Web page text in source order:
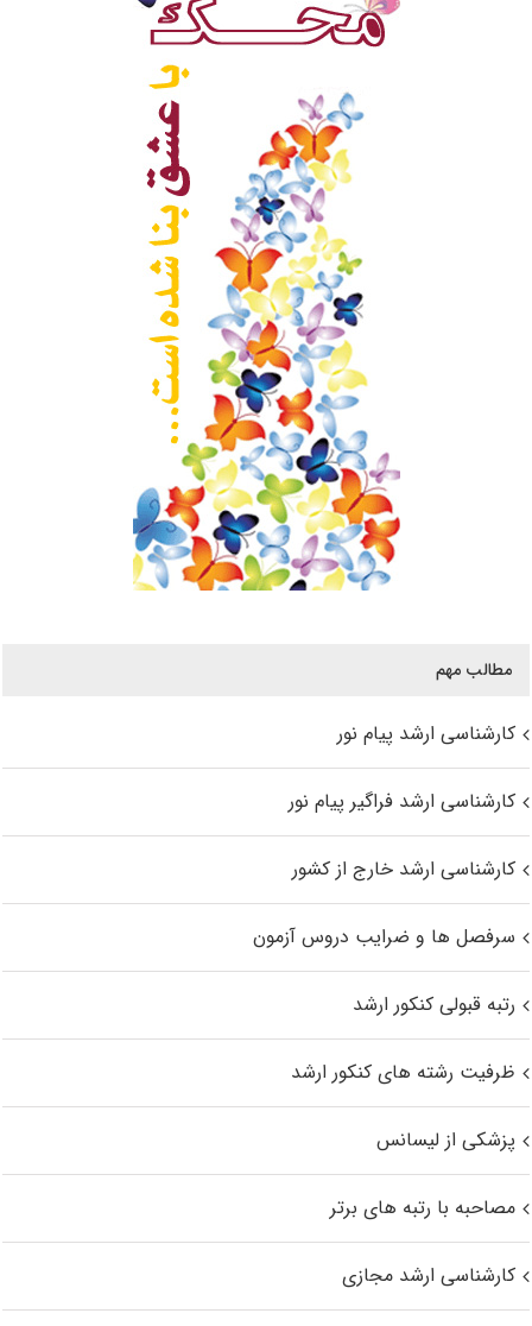
مطالب مهم
کارشناسی ارشد پیام نور
کارشناسی ارشد فراگیر پیام نور
کارشناسی ارشد خارج از کشور
سرفصل ها و ضرایب دروس آزمون
رتبه قبولی کنکور ارشد
ظرفیت رشته های کنکور ارشد
پزشکی از لیسانس
مصاحبه با رتبه های برتر
کارشناسی ارشد مجازی